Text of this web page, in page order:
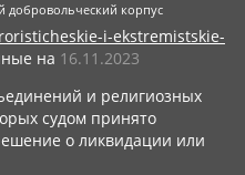
добровольческий корпус
i-ekstremistskie-
на 16.11.2023
и религиозных
судом принято
о ликвидации или